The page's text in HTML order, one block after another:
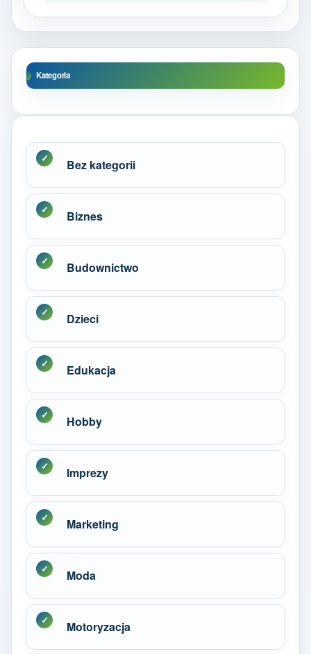
Kategoria
Bez kategorii
Biznes
Budownictwo
Dzieci
Edukacja
Hobby
Imprezy
Marketing
Moda
Motoryzacja